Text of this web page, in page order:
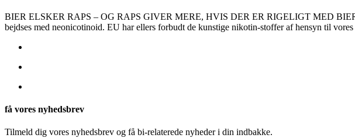
BIER ELSKER RAPS – OG RAPS GIVER MERE, HVIS DER ER RIGELIGT MED
bejdses med neonicotinoid. EU har ellers forbudt de kunstige nikotin-stoffer af hensyn til
få vores nyhedsbrev
Tilmeld dig vores nyhedsbrev og få bi-relaterede nyheder i din indbakke.